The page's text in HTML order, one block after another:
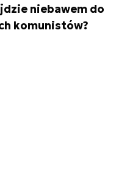
niebawem do
komunistów?